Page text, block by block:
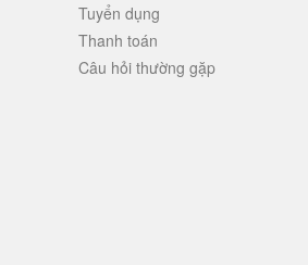
Tuyển dụng
Thanh toán
Câu hỏi thường gặp